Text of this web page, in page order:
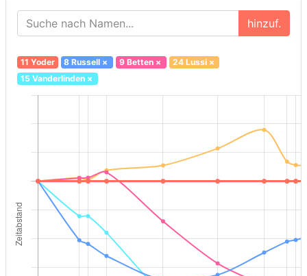
hinzuf.
11 Yoder 8 Russell × 9 Betten× 24 Lussi×
15 Vanderlinden×